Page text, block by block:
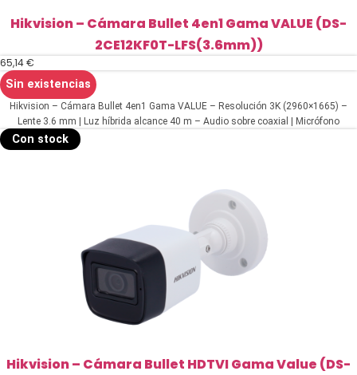
Hikvision – Cámara Bullet 4en1 Gama VALUE (DS-
2CE12KF0T-LFS(3.6mm))
65,14€
Sin existencias
Hikvision – Cámara Bullet 4en1 Gama VALUE – Resolución 3K (2960×1665) –
Lente 3.6 mm | Luz híbrida alcance 40 m – Audio sobre coaxial | Micrófono
Con stock
Hikvision – Cámara Bullet HDTVI Gama Value (DS-